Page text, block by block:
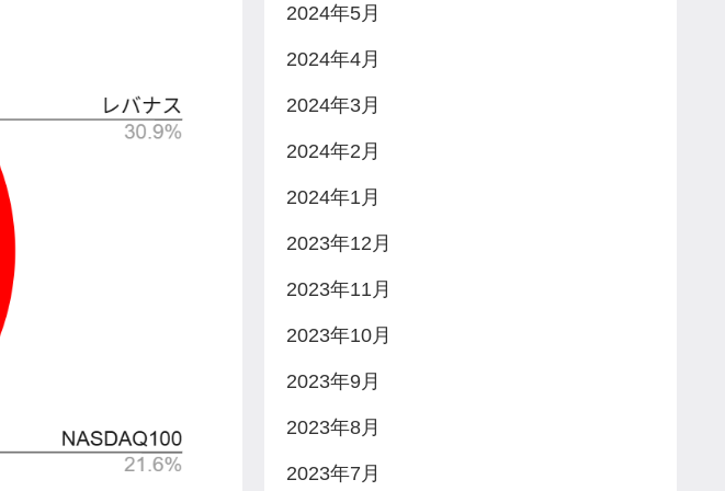
2024年5月
2024年4月
2024年3月
2024年2月
2024年1月
2023年12月
2023年11月
2023年10月
2023年9月
2023年8月
2023年7月